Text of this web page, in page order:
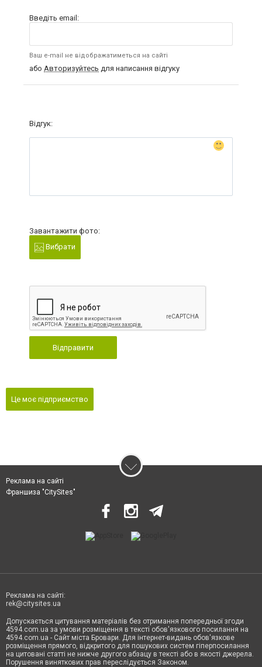
Введіть email:
Ваш e-mail не відображатиметься на сайті
або Авторизуйтесь для написання відгуку
Відгук:
Завантажити фото:
Вибрати
Відправити
Це моє підприємство
Реклама на сайті
Франшиза "CitySites"
Реклама на сайті:
rek@citysites.ua
Допускається цитування матеріалів без отримання попередньої згоди
4594.com.ua за умови розміщення в тексті обов'язкового посилання на
4594.com.ua - Сайт міста Бровари. Для інтернет-видань обов'язкове
розміщення прямого, відкритого для пошукових систем гіперпосилання
на цитовані статті не нижче другого абзацу в тексті або в якості джерела.
Порушення виняткових прав переслідується Законом.